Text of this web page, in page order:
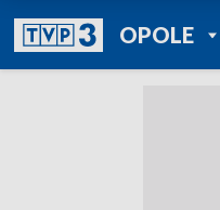
OPOLE
TVP